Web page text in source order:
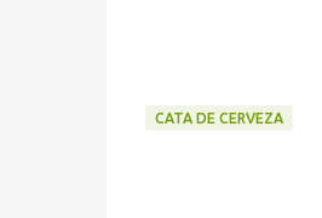
CATA DE CERVEZA